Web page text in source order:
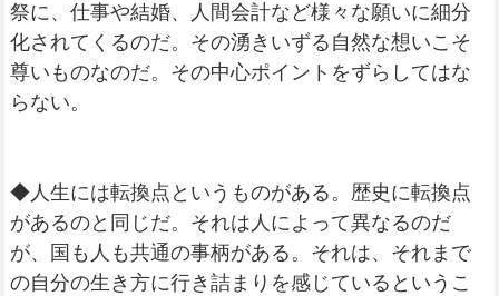
祭に、仕事や結婚、人間会計など様々な願いに細分
化されてくるのだ。その湧きいずる自然な想いこそ
尊いものなのだ。その中心ポイントをずらしてはな
らない。
◆人生には転換点というものがある。歴史に転換点
があるのと同じだ。それは人によって異なるのだ
が、国も人も共通の事柄がある。それは、それまで
の自分の生き方に行き詰まりを感じているというこ